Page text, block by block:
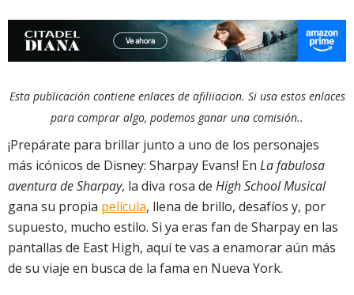
Esta publicación contiene enlaces de afiliiacion. Si usa estos enlaces
para comprar algo, podemos ganar una comisión..
¡Prepárate para brillar junto a uno de los personajes
más icónicos de Disney: Sharpay Evans! En La fabulosa
aventura de Sharpay, la diva rosa de High School Musical
gana su propia película, llena de brillo, desafíos y, por
supuesto, mucho estilo. Si ya eras fan de Sharpay en las
pantallas de East High, aquí te vas a enamorar aún más
de su viaje en busca de la fama en Nueva York.